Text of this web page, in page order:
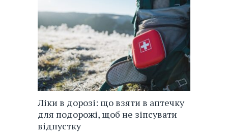
Ліки в дорозі: що взяти в аптечку
для подорожі, щоб не зіпсувати
відпустку